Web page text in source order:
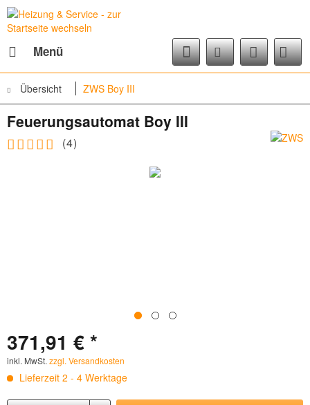
Menü
Übersicht ZWS Boy III
Feuerungsautomat Boy III
(4)
371,91 € *
inkl. MwSt. zzgl. Versandkosten
Lieferzeit 2 - 4 Werktage